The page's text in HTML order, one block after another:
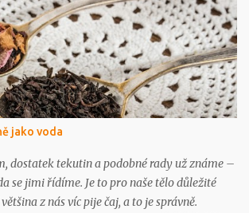
z Chicaga do Frankfurtu jsme spolu s jednou
udržovali při životě nedostatečně
Mexičanku. Ambu-vak si
asi od jídla Prof. MUDr. Tomáš Zima,
biochemie a laboratorní diagnostiky
ze zážitků: "Uprostřed letu mezi Amerikou a
cestujícímu udělalo špatně a vypadalo to na
EKG přístrojem, který byl na palubě, a po
se pokračovalo v letu, protože na obě strany
hodinu se mu udělalo lépe a usoudi...
jako voda
dostatek tekutin a podobné rady už známe –
se jimi řídíme. Je to pro naše tělo důležité
z nás víc pije čaj, a to je správně.